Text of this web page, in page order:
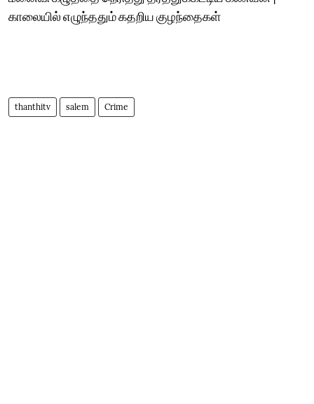
காலையில் எழுந்ததும் கதறிய குழந்தைகள்
thanthitv salem Crime